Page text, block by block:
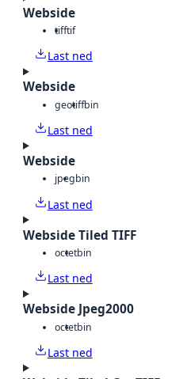
Webside
tifftif
Last ned
Webside
geotiffbin
Last ned
Webside
jpegbin
Last ned
Webside Tiled TIFF
octetbin
Last ned
Webside Jpeg2000
octetbin
Last ned